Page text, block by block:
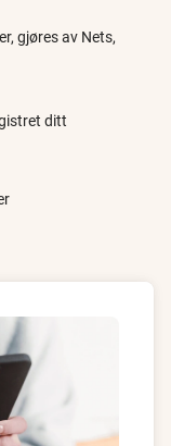
gjøres av Nets,
ditt